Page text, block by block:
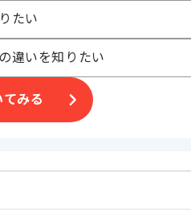
す。
たい
違いを知りたい
みる